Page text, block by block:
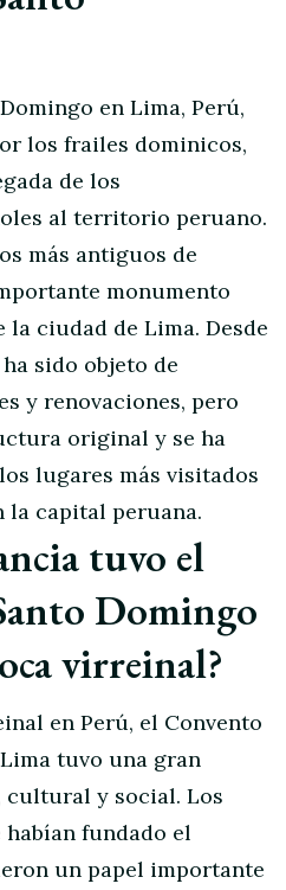
en Lima, Perú,
los frailes dominicos,
de los
al territorio peruano.
más antiguos de
monumento
ciudad de Lima. Desde
sido objeto de
y renovaciones, pero
original y se ha
lugares más visitados
la capital peruana.
tuvo el
Domingo
virreinal?
en Perú, el Convento
tuvo una gran
y social. Los
fundado el
un papel importante